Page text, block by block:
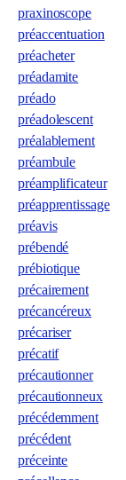
praxinoscope
préaccentuation
préacheter
préadamite
préado
préadolescent
préalablement
préambule
préamplificateur
préapprentissage
préavis
prébendé
prébiotique
précairement
précancéreux
précariser
précatif
précautionner
précautionneux
précédemment
précédent
préceinte